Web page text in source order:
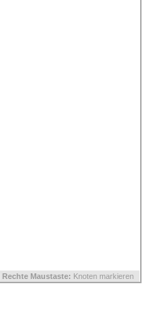
Rechte Maustaste: Knoten markieren